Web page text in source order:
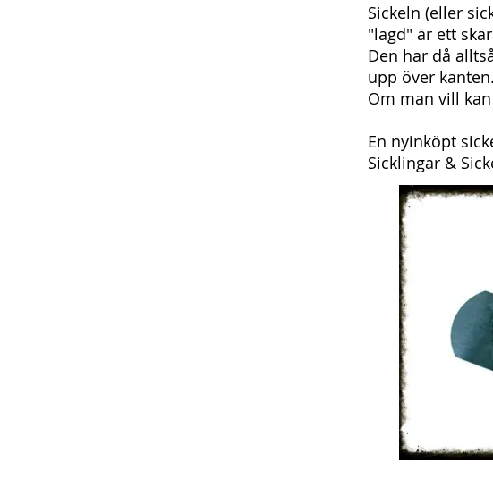
Sickeln (eller
"lagd" är ett
Den har då
upp över kanten.
Om man vill
En nyinköpt
Sicklingar &